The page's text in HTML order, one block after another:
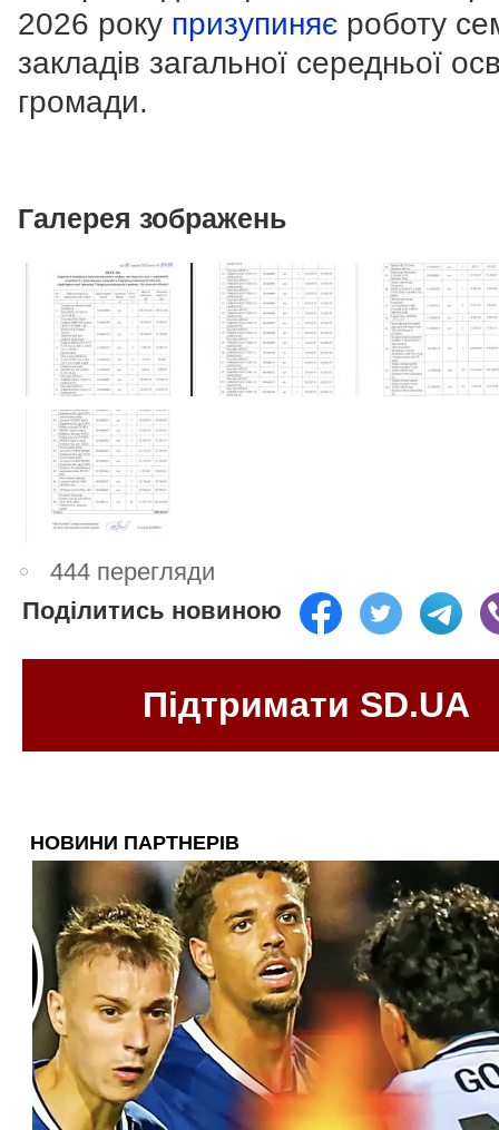
2026 року призупиняє роботу
закладів загальної середньої
громади.
Галерея зображень
444 перегляди
Поділитись новиною
Підтримати SD.UA